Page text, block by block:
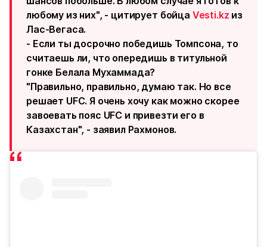
любому из них", - цитирует бойца Vesti.kz из
Лас-Вегаса.
- Если ты досрочно победишь Томпсона, то
считаешь ли, что опередишь в титульной
гонке Белала Мухаммада?
"Правильно, правильно, думаю так. Но все
решает UFC. Я очень хочу как можно скорее
завоевать пояс UFC и привезти его в
Казахстан", - заявил Рахмонов.